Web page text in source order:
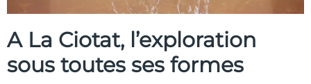
A La Ciotat, l’exploration
sous toutes ses formes